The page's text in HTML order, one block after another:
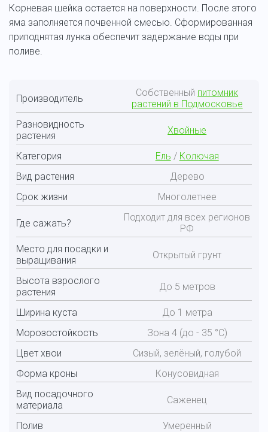
Корневая шейка остается на поверхности. После этого
яма заполняется почвенной смесью. Сформированная
приподнятая лунка обеспечит задержание воды при
поливе.
Производитель Собственный питомник
растений в Подмосковье
Разновидность
растения
Хвойные
Категория Ель / Колючая
Вид растения
Дерево
Срок жизни
Многолетнее
Где сажать?
Подходит для всех регионов
РФ
Место для посадки и
выращивания
Открытый грунт
Высота взрослого
растения
До 5 метров
Ширина куста
До 1 метра
Морозостойкость
Зона 4 (до - 35 °С)
Цвет хвои
Сизый, зелёный, голубой
Форма кроны
Конусовидная
Вид посадочного
материала
Саженец
Полив
Умеренный